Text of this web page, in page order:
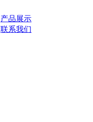
产品展示
联系我们